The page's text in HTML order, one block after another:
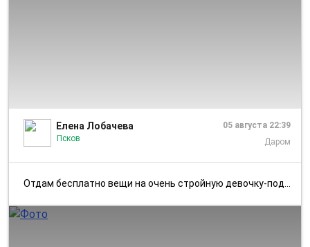
Елена Лобачева
Псков
05 августа 22:39
Даром
Отдам бесплатно вещи на очень стройную девочку-подростка, размер преим...